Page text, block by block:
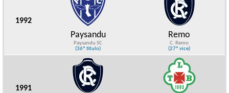
1992
Paysandu
Paysandu SC
(36º título)
Remo
C. Remo
(27º vice)
1991